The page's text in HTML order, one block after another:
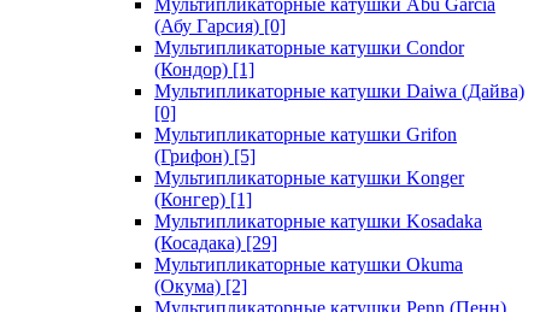
Мультипликаторные катушки Abu Garcia
(Абу Гарсия) [0]
Мультипликаторные катушки Condor
(Кондор) [1]
Мультипликаторные катушки Daiwa (Дайва)
[0]
Мультипликаторные катушки Grifon
(Грифон) [5]
Мультипликаторные катушки Konger
(Конгер) [1]
Мультипликаторные катушки Kosadaka
(Косадака) [29]
Мультипликаторные катушки Okuma
(Окума) [2]